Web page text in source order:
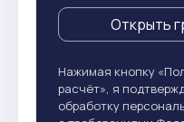
Открыть
Нажимая кнопку
расчёт», я
обработку